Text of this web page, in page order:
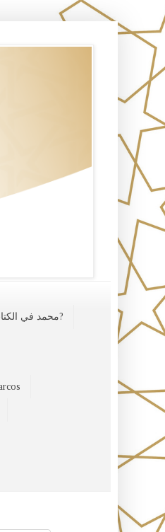
¿Mahoma en la Biblia-محمد في الكتاب المقدس؟?